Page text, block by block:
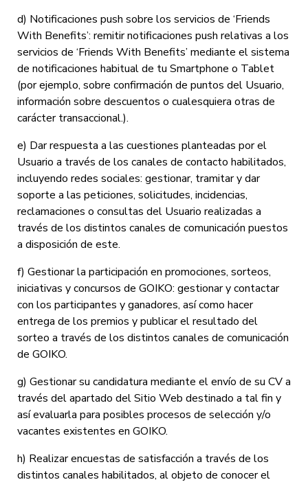
d) Notificaciones push sobre los servicios de ‘Friends
With Benefits’: remitir notificaciones push relativas a los
servicios de ‘Friends With Benefits’ mediante el sistema
de notificaciones habitual de tu Smartphone o Tablet
(por ejemplo, sobre confirmación de puntos del Usuario,
información sobre descuentos o cualesquiera otras de
carácter transaccional.).
e) Dar respuesta a las cuestiones planteadas por el
Usuario a través de los canales de contacto habilitados,
incluyendo redes sociales: gestionar, tramitar y dar
soporte a las peticiones, solicitudes, incidencias,
reclamaciones o consultas del Usuario realizadas a
través de los distintos canales de comunicación puestos
a disposición de este.
f) Gestionar la participación en promociones, sorteos,
iniciativas y concursos de GOIKO: gestionar y contactar
con los participantes y ganadores, así como hacer
entrega de los premios y publicar el resultado del
sorteo a través de los distintos canales de comunicación
de GOIKO.
g) Gestionar su candidatura mediante el envío de su CV a
través del apartado del Sitio Web destinado a tal fin y
así evaluarla para posibles procesos de selección y/o
vacantes existentes en GOIKO.
h) Realizar encuestas de satisfacción a través de los
distintos canales habilitados, al objeto de conocer el